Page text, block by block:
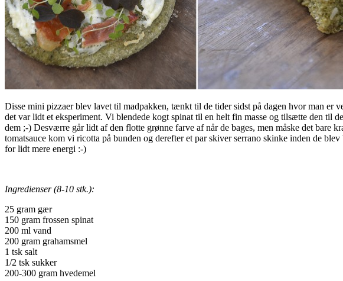
Disse mini pizzaer blev lavet til madpakken, tænkt til de tider sidst på dagen hvor man er
det var lidt et eksperiment. Vi blendede kogt spinat til en helt fin masse og tilsætte den til
dem ;-) Desværre går lidt af den flotte grønne farve af når de bages, men måske det
tomatsauce kom vi ricotta på bunden og derefter et par skiver serrano skinke inden de
for lidt mere energi :-)
Ingredienser (8-10 stk.):
25 gram gær
150 gram frossen spinat
200 ml vand
200 gram grahamsmel
1 tsk salt
1/2 tsk sukker
200-300 gram hvedemel